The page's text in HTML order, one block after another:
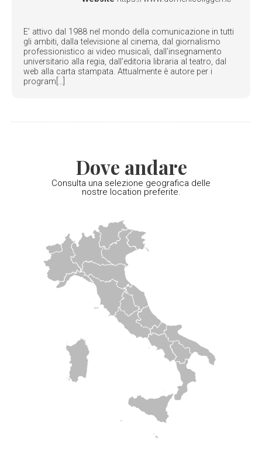
E’ attivo dal 1988 nel mondo della comunicazione in tutti
gli ambiti, dalla televisione al cinema, dal giornalismo
professionistico ai video musicali, dall’insegnamento
universitario alla regia, dall’editoria libraria al teatro, dal
web alla carta stampata. Attualmente è autore per i
program[...]
Dove andare
Consulta una selezione geografica delle
nostre location preferite.